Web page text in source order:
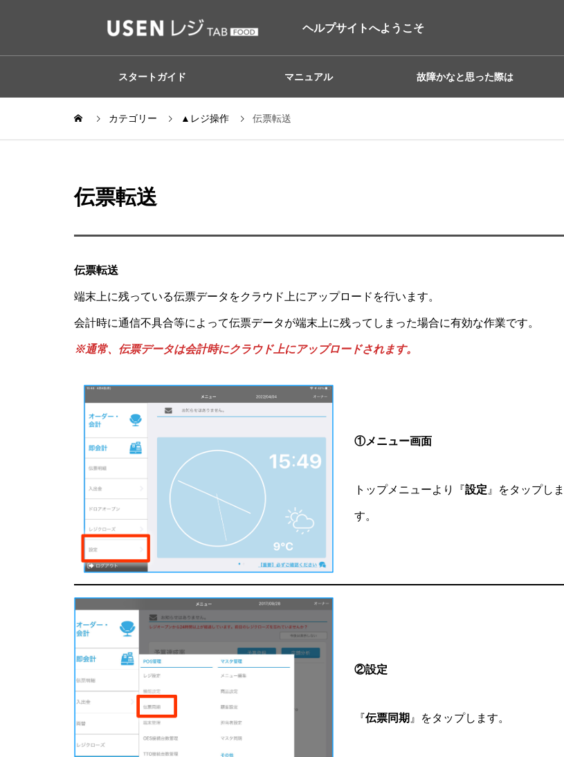
ヘルプサイトへようこそ
スタートガイド マニュアル 故障かなと思った際は
カテゴリー ▲レジ操作 伝票転送
伝票転送
伝票転送
端末上に残っている伝票データをクラウド上にアップロードを行います。
会計時に通信不具合等によって伝票データが端末上に残ってしまった場合に有効な作業です。
※通常、伝票データは会計時にクラウド上にアップロードされます。
①メニュー画面
トップメニューより『設定 』をタップしま
す。
②設定
『伝票同期 』をタップします。